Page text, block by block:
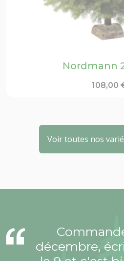
Nordmann
108,00
Voir toutes nos
décembre,